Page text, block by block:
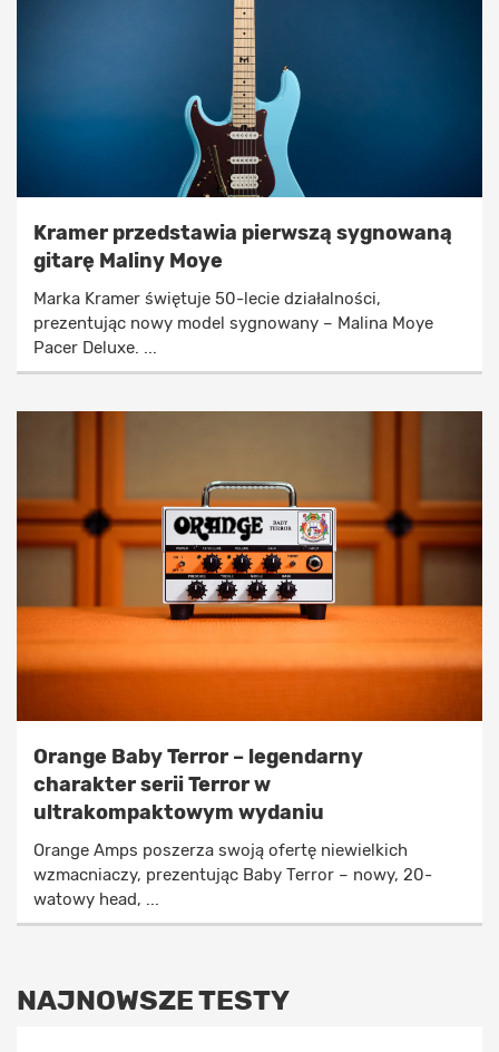
Kramer przedstawia pierwszą sygnowaną
gitarę Maliny Moye
Marka Kramer świętuje 50-lecie działalności,
prezentując nowy model sygnowany – Malina Moye
Pacer Deluxe. ...
Orange Baby Terror – legendarny
charakter serii Terror w
ultrakompaktowym wydaniu
Orange Amps poszerza swoją ofertę niewielkich
wzmacniaczy, prezentując Baby Terror – nowy, 20-
watowy head, ...
NAJNOWSZE TESTY